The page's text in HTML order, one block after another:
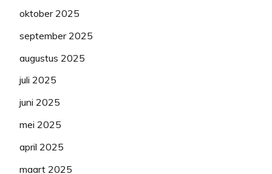
oktober 2025
september 2025
augustus 2025
juli 2025
juni 2025
mei 2025
april 2025
maart 2025